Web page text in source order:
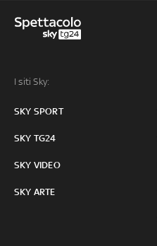
I siti Sky:
SKY SPORT
SKY TG24
SKY VIDEO
SKY ARTE